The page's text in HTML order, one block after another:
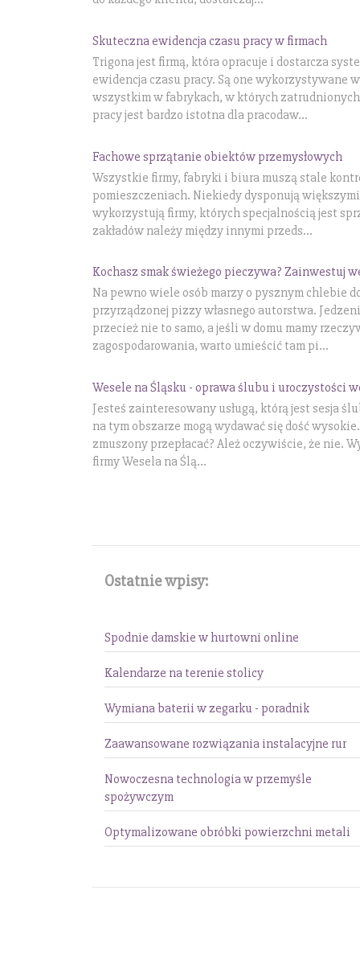
Skuteczna ewidencja czasu pracy w firmach
Trigona jest firmą, która opracuje i dostarcza
ewidencja czasu pracy. Są one wykorzystywane
wszystkim w fabrykach, w których
pracy jest bardzo istotna dla pracodaw...
Fachowe sprzątanie obiektów przemysłowych
Wszystkie firmy, fabryki i biura muszą stale
pomieszczeniach. Niekiedy dysponują
wykorzystują firmy, których specjalnością jest
zakładów należy między innymi przeds...
Kochasz smak świeżego pieczywa? Zainwestuj
Na pewno wiele osób marzy o pysznym chlebie
przyrządzonej pizzy własnego autorstwa.
przecież nie to samo, a jeśli w domu mamy
zagospodarowania, warto umieścić tam pi...
Wesele na Śląsku - oprawa ślubu i uroczystości
Jesteś zainteresowany usługą, którą jest sesja
na tym obszarze mogą wydawać się dość
zmuszony przepłacać? Ależ oczywiście, że nie.
firmy Wesela na Ślą...
Ostatnie wpisy:
Spodnie damskie w hurtowni online
Kalendarze na terenie stolicy
Wymiana baterii w zegarku - poradnik
Zaawansowane rozwiązania instalacyjne rur
Nowoczesna technologia w przemyśle
spożywczym
Optymalizowane obróbki powierzchni metali